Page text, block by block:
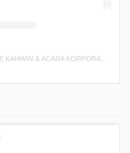
A post shared by EMCEE KAHWIN & ACARA KORPORAT (@emceekahwin)